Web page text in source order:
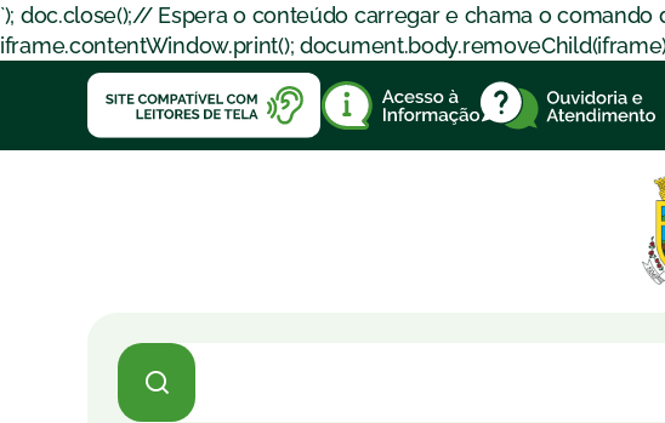
`); doc.close();// Espera o conteúdo carregar e chama o
iframe.contentWindow.print();